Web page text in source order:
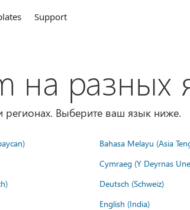
Support
на разных
регионах. Выберите ваш язык ниже.
Bahasa Melayu (Asia
Cymraeg (Y Deyrnas
Deutsch (Schweiz)
English (India)